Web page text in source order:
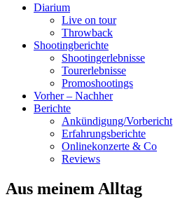
Diarium
Live on tour
Throwback
Shootingberichte
Shootingerlebnisse
Tourerlebnisse
Promoshootings
Vorher – Nachher
Berichte
Ankündigung/Vorbericht
Erfahrungsberichte
Onlinekonzerte & Co
Reviews
Aus meinem Alltag